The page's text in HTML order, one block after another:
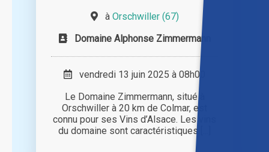
à Orschwiller (67)
Domaine Alphonse Zimmermann
vendredi 13 juin 2025 à 08h00
Le Domaine Zimmermann, situé à
Orschwiller à 20 km de Colmar, est
connu pour ses Vins d’Alsace. Les vins
du domaine sont caractéristiques [...]